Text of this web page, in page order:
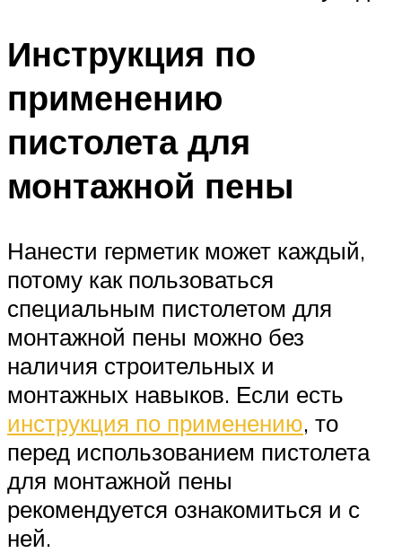
Инструкция по
применению
пистолета для
монтажной пены
Нанести герметик может каждый,
потому как пользоваться
специальным пистолетом для
монтажной пены можно без
наличия строительных и
монтажных навыков. Если есть
инструкция по применению, то
перед использованием пистолета
для монтажной пены
рекомендуется ознакомиться и с
ней.